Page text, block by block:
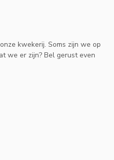
kwekerij. Soms zijn we op
we er zijn? Bel gerust even